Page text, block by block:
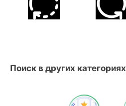
Поиск в других категориях